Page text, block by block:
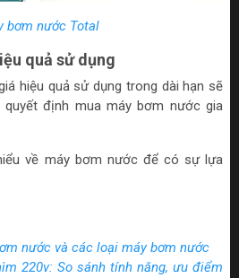
bơm nước Total
quả sử dụng
hiệu quả sử dụng trong dài hạn sẽ
định mua máy bơm nước gia
về máy bơm nước để có sự lựa
nước và các loại máy bơm nước
220v: So sánh tính năng, ưu điểm